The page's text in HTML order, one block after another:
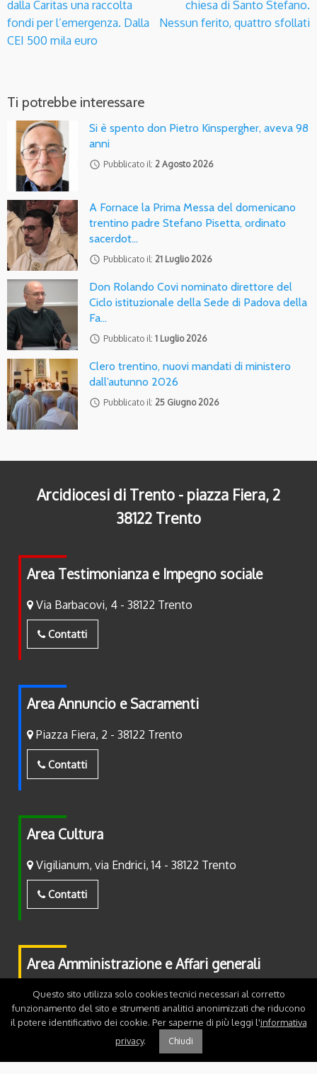
dalla Caritas una raccolta
fondi per l’emergenza. Dalla
CEI 500 mila euro
chiesa di Santo Stefano.
Nessun ferito, quattro sfollati
Ti potrebbe interessare
Si è spento don Pietro Kinspergher, aveva 98
anni
access_time Pubblicato il: 2 Agosto 2026
A Fornace la Prima Messa del domenicano
trentino padre Stefano Pisetta, ordinato
sacerdot…
access_time Pubblicato il: 21 Luglio 2026
Don Rolando Covi nominato direttore del
Ciclo istituzionale della Sede di Padova della
Fa…
access_time Pubblicato il: 1 Luglio 2026
Clero trentino, nuovi mandati di ministero
dall’autunno 2026
access_time Pubblicato il: 25 Giugno 2026
Arcidiocesi di Trento - piazza Fiera, 2
38122 Trento
Area Testimonianza e Impegno sociale
Via Barbacovi, 4 - 38122 Trento
Contatti
Area Annuncio e Sacramenti
Piazza Fiera, 2 - 38122 Trento
Contatti
Area Cultura
Vigilianum, via Endrici, 14 - 38122 Trento
Contatti
Area Amministrazione e Affari generali
Piazza Fiera, 2 - 38122 Trento
Contatti
Questo sito utilizza solo cookies tecnici necessari al corretto
funzionamento del sito e strumenti analitici anonimizzati che riducono
il potere identificativo dei cookie. Per saperne di più leggi l'informativa
privacy. Chiudi